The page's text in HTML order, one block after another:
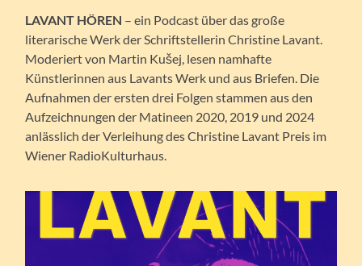
LAVANT HÖREN – ein Podcast über das große
literarische Werk der Schriftstellerin Christine Lavant.
Moderiert von Martin Kušej, lesen namhafte
Künstlerinnen aus Lavants Werk und aus Briefen. Die
Aufnahmen der ersten drei Folgen stammen aus den
Aufzeichnungen der Matineen 2020, 2019 und 2024
anlässlich der Verleihung des Christine Lavant Preis im
Wiener RadioKulturhaus.